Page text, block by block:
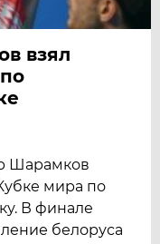
взял
Шарамков
мира по
В финале
белоруса